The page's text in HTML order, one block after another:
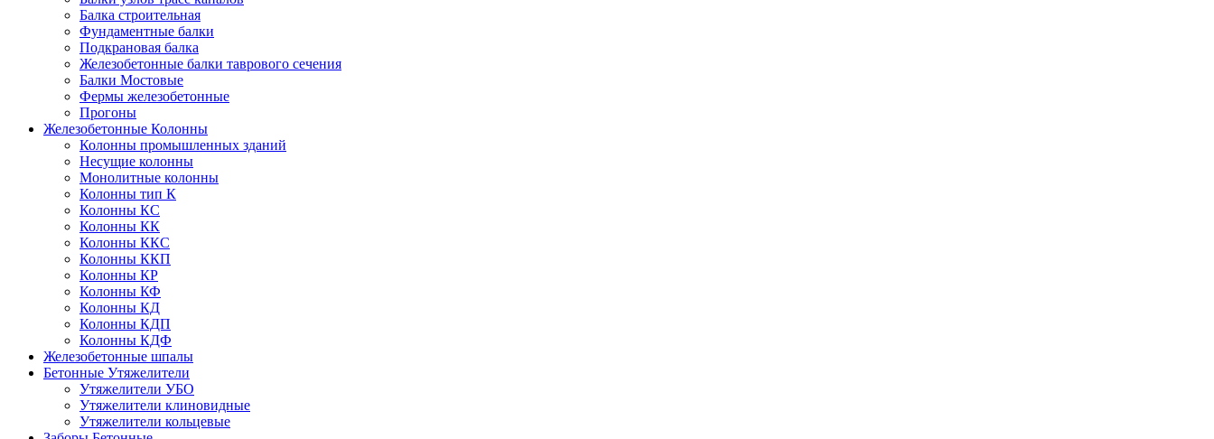
Балка строительная
Фундаментные балки
Подкрановая балка
Железобетонные балки таврового сечения
Балки Мостовые
Фермы железобетонные
Прогоны
Железобетонные Колонны
Колонны промышленных зданий
Несущие колонны
Монолитные колонны
Колонны тип К
Колонны КС
Колонны КК
Колонны ККС
Колонны ККП
Колонны КР
Колонны КФ
Колонны КД
Колонны КДП
Колонны КДФ
Железобетонные шпалы
Бетонные Утяжелители
Утяжелители УБО
Утяжелители клиновидные
Утяжелители кольцевые